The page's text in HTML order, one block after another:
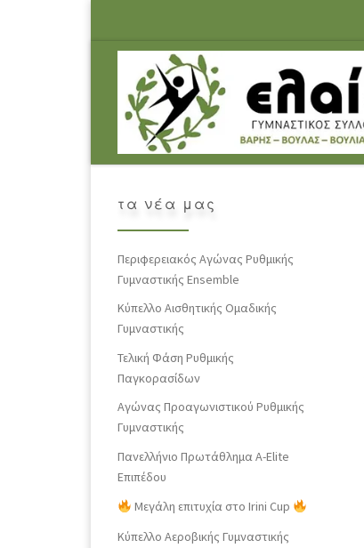
τα νέα μας
Περιφερειακός Αγώνας Ρυθμικής
Γυμναστικής Ensemble
Κύπελλο Αισθητικής Ομαδικής
Γυμναστικής
Τελική Φάση Ρυθμικής
Παγκορασίδων
Αγώνας Προαγωνιστικού Ρυθμικής
Γυμναστικής
Πανελλήνιο Πρωτάθλημα Α-Elite
Επιπέδου
Μεγάλη επιτυχία στο Irini Cup
Κύπελλο Αεροβικής Γυμναστικής